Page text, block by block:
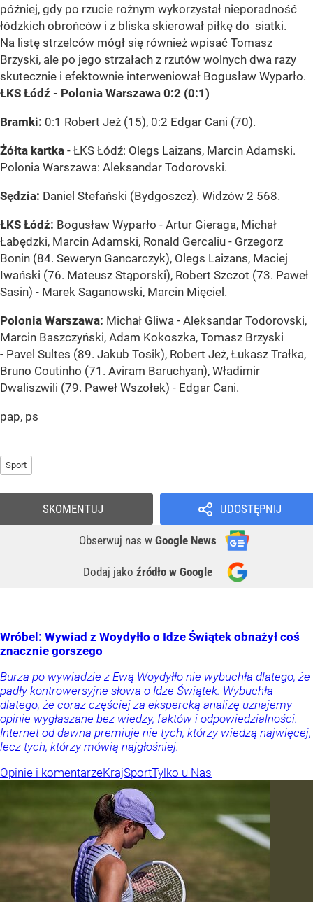
później, gdy po rzucie rożnym wykorzystał nieporadność
łódzkich obrońców i z bliska skierował piłkę do siatki.
Na listę strzelców mógł się również wpisać Tomasz
Brzyski, ale po jego strzałach z rzutów wolnych dwa razy
skutecznie i efektownie interweniował Bogusław Wyparło.
ŁKS Łódź - Polonia Warszawa 0:2 (0:1)
Bramki: 0:1 Robert Jeż (15), 0:2 Edgar Cani (70).
Żółta kartka - ŁKS Łódź: Olegs Laizans, Marcin Adamski.
Polonia Warszawa: Aleksandar Todorovski.
Sędzia: Daniel Stefański (Bydgoszcz). Widzów 2 568.
ŁKS Łódź: Bogusław Wyparło - Artur Gieraga, Michał
Łabędzki, Marcin Adamski, Ronald Gercaliu - Grzegorz
Bonin (84. Seweryn Gancarczyk), Olegs Laizans, Maciej
Iwański (76. Mateusz Stąporski), Robert Szczot (73. Paweł
Sasin) - Marek Saganowski, Marcin Mięciel.
Polonia Warszawa: Michał Gliwa - Aleksandar Todorovski,
Marcin Baszczyński, Adam Kokoszka, Tomasz Brzyski
- Pavel Sultes (89. Jakub Tosik), Robert Jeż, Łukasz Trałka,
Bruno Coutinho (71. Aviram Baruchyan), Władimir
Dwaliszwili (79. Paweł Wszołek) - Edgar Cani.
pap, ps
Sport
UDOSTĘPNIJ
Obserwuj nas w Google News
Dodaj jako źródło w Google
SKOMENTUJ
Wróbel: Wywiad z Woydyłło o Idze Świątek obnażył coś
znacznie gorszego
Burza po wywiadzie z Ewą Woydyłło nie wybuchła dlatego, że
padły kontrowersyjne słowa o Idze Świątek. Wybuchła
dlatego, że coraz częściej za ekspercką analizę uznajemy
opinie wygłaszane bez wiedzy, faktów i odpowiedzialności.
Internet od dawna premiuje nie tych, którzy wiedzą najwięcej,
lecz tych, którzy mówią najgłośniej.
Opinie i komentarzeKrajSportTylko u Nas